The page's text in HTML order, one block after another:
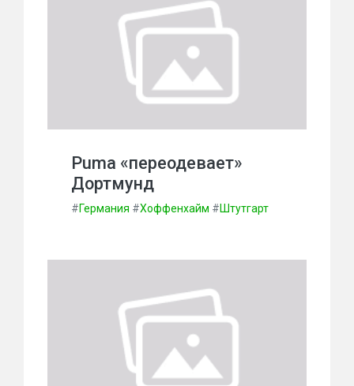
Puma «переодевает»
Дортмунд
#Германия #Хоффенхайм #Штутгарт